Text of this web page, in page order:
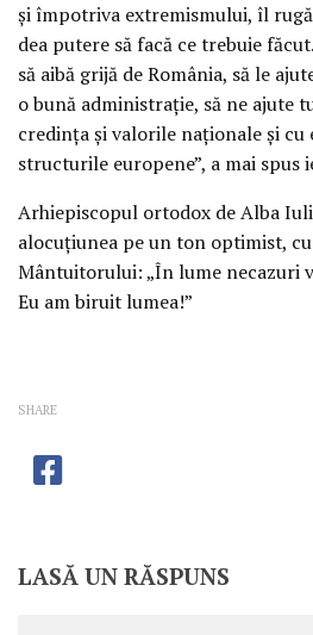
şi împotriva extremismului, îl
dea putere să facă ce trebuie
să aibă grijă de România, să le
o bună administraţie, să ne ajute
credinţa şi valorile naţionale şi cu
structurile europene”, a mai spus
Arhiepiscopul ortodox de Alba
alocuţiunea pe un ton optimist,
Mântuitorului: „În lume necazuri
Eu am biruit lumea!”
SHARE
LASĂ UN RĂSPUNS